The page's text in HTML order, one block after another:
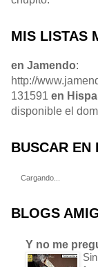
MIS LISTAS
en Jamendo:
http://
131591 en
disponible el
BUSCAR EN
Cargando...
BLOGS
Y no me